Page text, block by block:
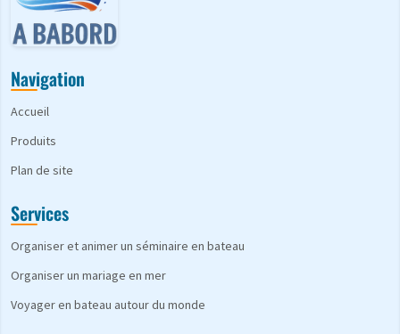
Navigation
Accueil
Produits
Plan de site
Services
Organiser et animer un séminaire en bateau
Organiser un mariage en mer
Voyager en bateau autour du monde